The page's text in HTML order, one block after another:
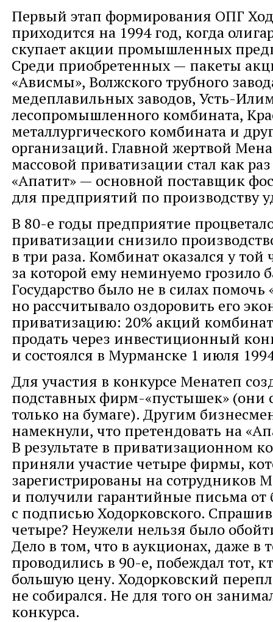
Первый этап формирования ОПГ
приходится на 1994 год, когда
скупает акции промышленных
Среди приобретенных — пакеты
«Ависмы», Волжского трубного
медеплавильных заводов, Усть-
лесопромышленного комбината,
металлургического комбината и
организаций. Главной жертвой
массовой приватизации стал как
«Апатит» — основной поставщик
для предприятий по производству
В 80-е годы предприятие
приватизации снизило
в три раза. Комбинат оказался у той
за которой ему неминуемо грозило
Государство было не в силах помочь
но рассчитывало оздоровить его
приватизацию: 20% акций
продать через инвестиционный
и состоялся в Мурманске 1 июля
Для участия в конкурсе Менатеп
подставных фирм-«пустышек» (они
только на бумаге). Другим
намекнули, что претендовать на
В результате в приватизационном
приняли участие четыре фирмы,
зарегистрированы на сотрудников
и получили гарантийные письма от
с подписью Ходорковского.
четыре? Неужели нельзя было
Дело в том, что в аукционах, даже в
проводились в 90-е, побеждал тот,
большую цену. Ходорковский
не собирался. Не для того он
конкурса.